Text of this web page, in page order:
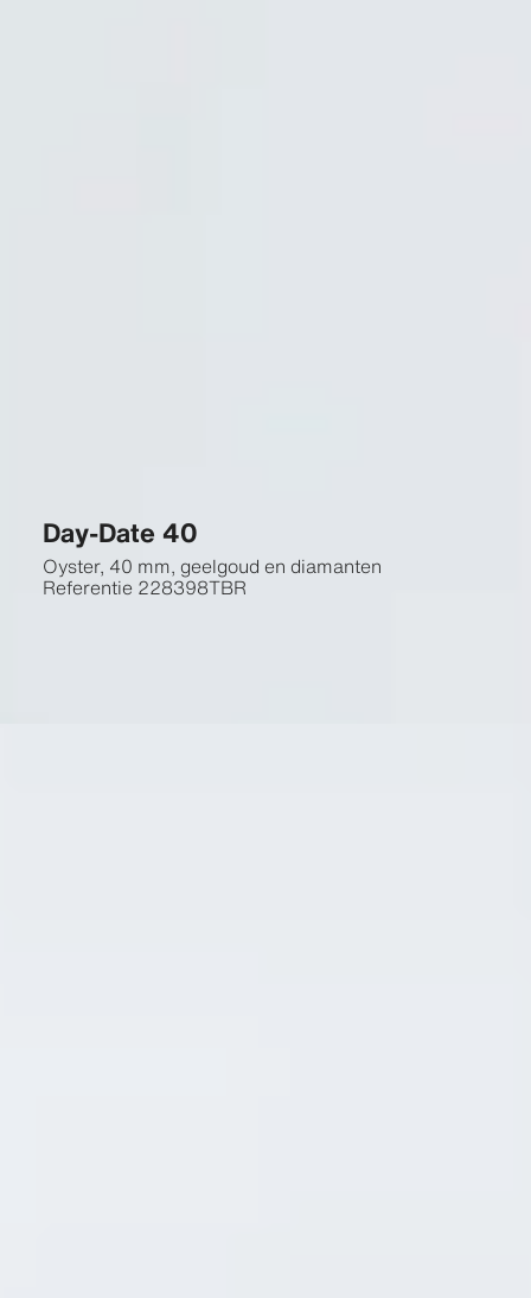
Day-Date 40
Oyster, 40 mm, geelgoud en diamanten
Referentie 228398TBR